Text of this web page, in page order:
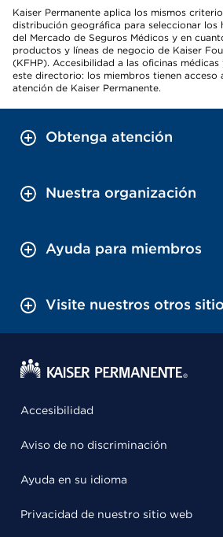
Kaiser Permanente aplica los mismos
distribución geográfica para seleccionar los
del Mercado de Seguros Médicos y en
productos y líneas de negocio de Kaiser
(KFHP). Accesibilidad a las oficinas
este directorio: los miembros tienen
atención de Kaiser Permanente.
Obtenga atención
Nuestra organización
Ayuda para miembros
Visite nuestros otros
Accesibilidad
Aviso de no discriminación
Ayuda en su idioma
Privacidad de nuestro sitio web